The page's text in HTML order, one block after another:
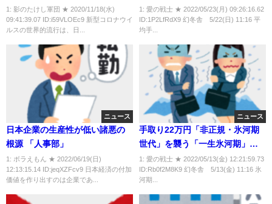
1: 影のたけし軍団 ★ 2020/11/18(水)
09:41:39.07 ID:i59VLOEc9 新型コロナウイ
ルスの世界的流行は、日...
「少なすぎる基本給」
1: 愛の戦士 ★ 2022/05/23(月) 09:26:16.62
ID:1P2LfRdX9 幻冬舎 5/22(日) 11:16 平
均手...
ニュース
日本企業の生産性が低い諸悪の
根源 「人事部」
1: ボラえもん ★ 2022/06/19(日)
12:13:15.14 ID:jeqXZFcv9 日本経済の付加
価値を作り出すのは企業であ...
ニュース
手取り22万円「非正規・氷河期
世代」を襲う「一生氷河期」と
いう悲劇
1: 愛の戦士 ★ 2022/05/13(金) 12:21:59.73
ID:Rb0f2M8K9 幻冬舎 5/13(金) 11:16 氷
河期...